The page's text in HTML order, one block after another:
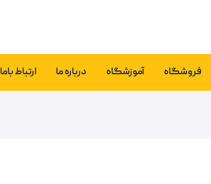
فروشگاه آموزشگاه درباره ما ارتباط باما